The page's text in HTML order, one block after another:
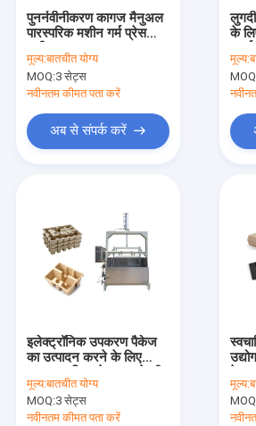
संपर्क करें
एक उद्धरण की विनती करे
पल्प मोल्डिंग क्लैमशेल लंच बॉक्स मशीन
गन्ना खोई प्लेट बनाने की मशीन
बेकार कागज वितरण पैकिंग मशीन की रक्षा
लुगदी सुखाने की मशीन
पुनर्नवीनीकरण कागज मैनुअल
पारस्परिक मशीन गर्म प्रेस
मूल्य:बातचीत योग्य
MOQ:3 सेट्स
नवीनतम कीमत पता करें
अब से संपर्क करें
के
मशीन
मूल्य:
इलेक्ट्रॉनिक उपकरण पैकेज
का उत्पादन करने के लिए
मशीन
मूल्य:बातचीत योग्य
MOQ:3 सेट्स
नवीनतम कीमत पता करें
मूल्य: